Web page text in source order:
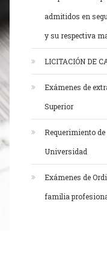
admitidos en
y su respectiva
LICITACIÓN DE
Exámenes de
Superior
Requerimiento de
Universidad
Exámenes de
familia